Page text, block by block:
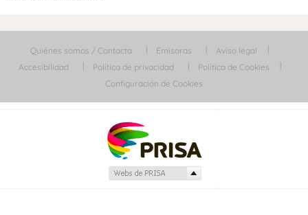
Quiénes somos / Contacta Emisoras
Aviso legal
Accesibilidad
Política de privacidad
Política de Cookies
Configuración de Cookies